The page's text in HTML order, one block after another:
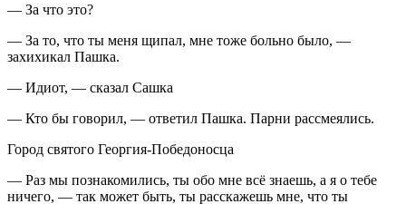
— За что это?
— За то, что ты меня щипал, мне тоже больно было, —
захихикал Пашка.
— Идиот, — сказал Сашка
— Кто бы говорил, — ответил Пашка. Парни рассмеялись.
Город святого Георгия-Победоносца
— Раз мы познакомились, ты обо мне всё знаешь, а я о тебе
ничего, — так может быть, ты расскажешь мне, что ты